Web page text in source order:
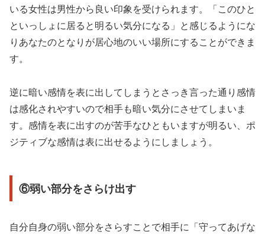
いる女性は男性から良い印象を受けられます。「このひと
といっしょに居ると明るい気分になる」と感じるようにな
りあなたのとなりが居心地のいい場所にすることができま
す。
逆に暗い感情を表に出してしまうとさっき言った通り感情
は感化されやすいので相手も暗い気分にさせてしまいま
す。感情を表に出すのが苦手なひともいますが明るい、ポ
ジティブな感情は表に出せるようにしましょう。
⑥弱い部分をさらけ出す
自分自身の弱い部分をさらすことで相手に「守ってあげな